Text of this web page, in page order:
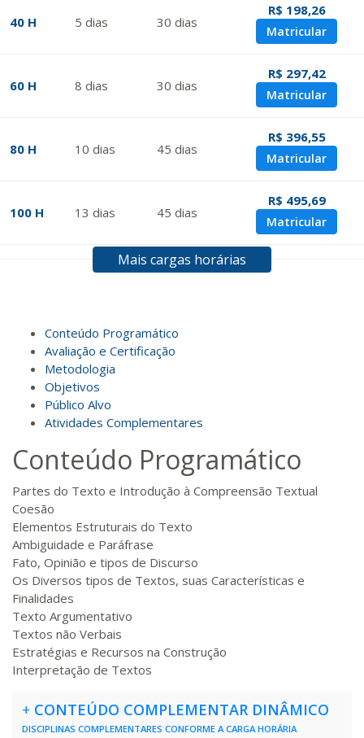
40 H 5 dias 30 dias
R$ 198,26
Matricular
60 H 8 dias 30 dias
R$ 297,42
Matricular
80 H 10 dias 45 dias
R$ 396,55
Matricular
100 H 13 dias 45 dias
R$ 495,69
Matricular
dias 60dias
140 H 18dias 60dias
160 H 20dias
180 H 23dias 90dias
R$ 892,23
200 H 25dias 90dias
220 H dias
R$ 1.090,51
240 H 30 dias 90dias
260 H 33 dias 90dias
R$ 1.288,78
Matricular
Mais cargas horárias
Conteúdo Programático
Avaliação e Certificação
Metodologia
Objetivos
Público Alvo
Atividades Complementares
Conteúdo Programático
Partes do Texto e Introdução à Compreensão Textual
Coesão
Elementos Estruturais do Texto
Ambiguidade e Paráfrase
Fato, Opinião e tipos de Discurso
Os Diversos tipos de Textos, suas Características e
Finalidades
Texto Argumentativo
Textos não Verbais
Estratégias e Recursos na Construção
Interpretação de Textos
+ CONTEÚDO COMPLEMENTAR DINÂMICO
DISCIPLINAS COMPLEMENTARES CONFORME A CARGA HORÁRIA